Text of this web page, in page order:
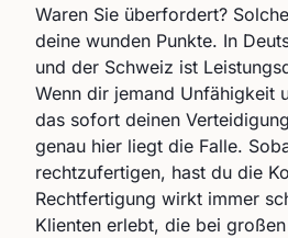
Waren Sie überfordert?
deine wunden Punkte. In
und der Schweiz ist
Wenn dir jemand Unfähigkeit
das sofort deinen
genau hier liegt die Falle.
rechtzufertigen, hast du die
Rechtfertigung wirkt immer
Klienten erlebt, die bei